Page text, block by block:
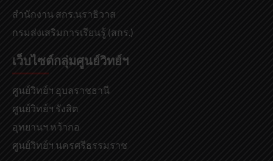
สำนักงาน สกร.นราธิวาส
กรมส่งเสริมการเรียนรู้ (สกร.)
เว็บไซต์กลุ่มศูนย์วิทย์ฯ
ศูนย์วิทย์ฯ อุบลราชธานี
ศูนย์วิทย์ฯ รังสิต
อุทยานฯ หว้ากอ
ศูนย์วิทย์ฯ นครศรีธรรมราช